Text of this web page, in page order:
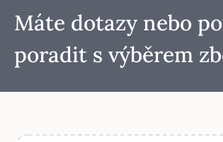
Máte dotazy nebo
poradit s výběrem